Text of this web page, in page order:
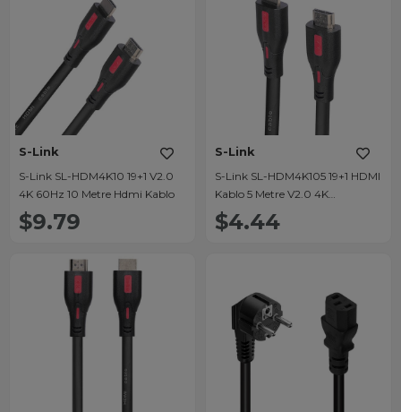
S-Link
S-Link SL-HDM4K10 19+1 V2.0
4K 60Hz 10 Metre Hdmi Kablo
$9.79
S-Link
S-Link SL-HDM4K105 19+1 HDMI
Kablo 5 Metre V2.0 4K
(3840x2160) 60Hz
$4.44